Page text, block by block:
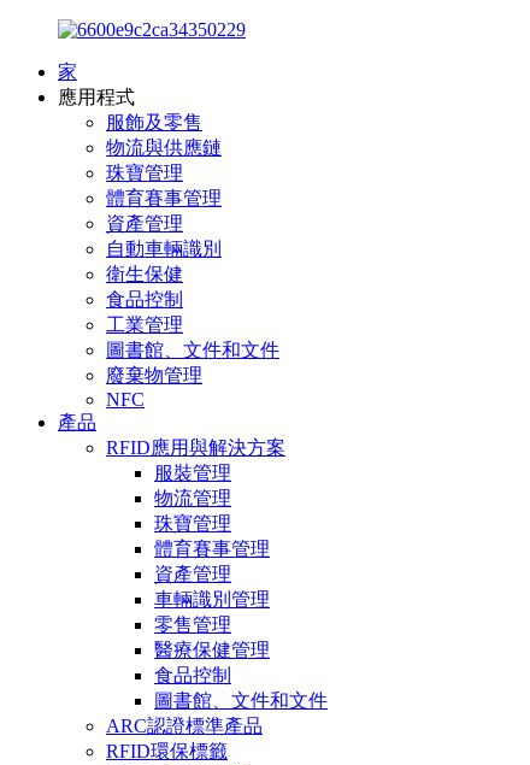
家
應用程式
服飾及零售
物流與供應鏈
珠寶管理
體育賽事管理
資產管理
自動車輛識別
衛生保健
食品控制
工業管理
圖書館、文件和文件
廢棄物管理
NFC
產品
RFID應用與解決方案
服裝管理
物流管理
珠寶管理
體育賽事管理
資產管理
車輛識別管理
零售管理
醫療保健管理
食品控制
圖書館、文件和文件
ARC認證標準產品
RFID環保標籤